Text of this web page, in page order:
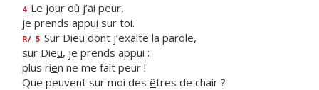
4 Le jour où j’ai peur,
je prends appui sur toi.
R/ 5 Sur Dieu dont j’exalte la parole,
sur Dieu, je prends appui :
plus rien ne me fait peur !
Que peuvent sur moi des êtres de chair ?